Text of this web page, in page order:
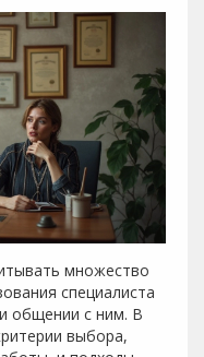
множество
специалиста
общении с ним. В
выбора,